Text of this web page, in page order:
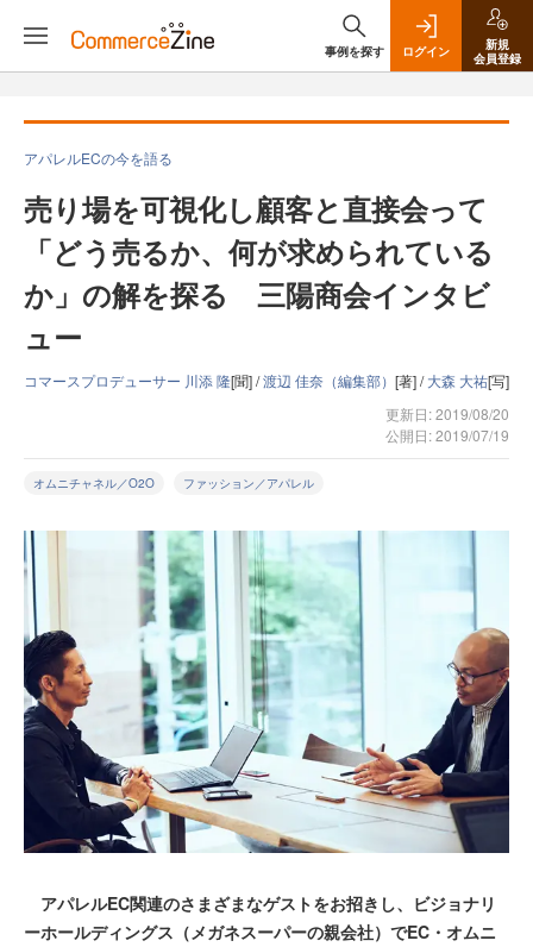
事例を探す ログイン
新規
会員登録
アパレルECの今を語る
売り場を可視化し顧客と直接会って
「どう売るか、何が求められている
か」の解を探る 三陽商会インタビ
ュー
コマースプロデューサー 川添 隆[聞] /渡辺 佳奈（編集部） [著] /大森 大祐[写]
更新日: 2019/08/20
公開日: 2019/07/19
オムニチャネル／O2O ファッション／アパレル
アパレルEC関連のさまざまなゲストをお招きし、ビジョナリ
ーホールディングス（メガネスーパーの親会社）でEC・オムニ